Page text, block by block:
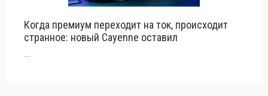
Когда премиум переходит на ток, происходит
странное: новый Cayenne оставил